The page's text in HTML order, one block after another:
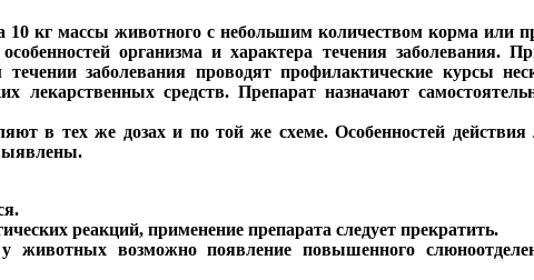
кг массы животного с небольшим количеством корма или
организма и характера течения заболевания.
заболевания проводят профилактические курсы
лекарственных средств. Препарат назначают
в тех же дозах и по той же схеме. Особенностей действия
реакций, применение препарата следует прекратить.
возможно появление повышенного